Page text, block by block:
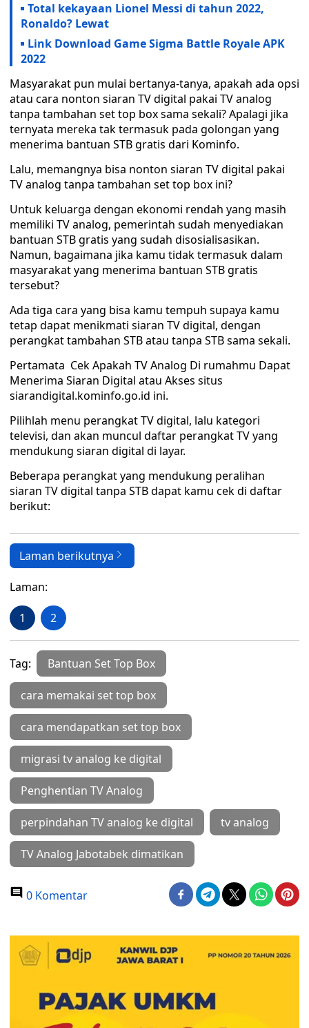
Total kekayaan Lionel Messi di tahun 2022,
Ronaldo? Lewat
Link Download Game Sigma Battle Royale APK
2022
Masyarakat pun mulai bertanya-tanya, apakah ada opsi
atau cara nonton siaran TV digital pakai TV analog
tanpa tambahan set top box sama sekali? Apalagi jika
ternyata mereka tak termasuk pada golongan yang
menerima bantuan STB gratis dari Kominfo.
Lalu, memangnya bisa nonton siaran TV digital pakai
TV analog tanpa tambahan set top box ini?
Untuk keluarga dengan ekonomi rendah yang masih
memiliki TV analog, pemerintah sudah menyediakan
bantuan STB gratis yang sudah disosialisasikan.
Namun, bagaimana jika kamu tidak termasuk dalam
masyarakat yang menerima bantuan STB gratis
tersebut?
Ada tiga cara yang bisa kamu tempuh supaya kamu
tetap dapat menikmati siaran TV digital, dengan
perangkat tambahan STB atau tanpa STB sama sekali.
Pertamata Cek Apakah TV Analog Di rumahmu Dapat
Menerima Siaran Digital atau Akses situs
siarandigital.kominfo.go.id ini.
Pilihlah menu perangkat TV digital, lalu kategori
televisi, dan akan muncul daftar perangkat TV yang
mendukung siaran digital di layar.
Beberapa perangkat yang mendukung peralihan
siaran TV digital tanpa STB dapat kamu cek di daftar
berikut:
Laman berikutnya
Laman:
1 2
Tag: Bantuan Set Top Box
cara memakai set top box
cara mendapatkan set top box
migrasi tv analog ke digital
Penghentian TV Analog
perpindahan TV analog ke digital tv analog
TV Analog Jabotabek dimatikan
0 Komentar